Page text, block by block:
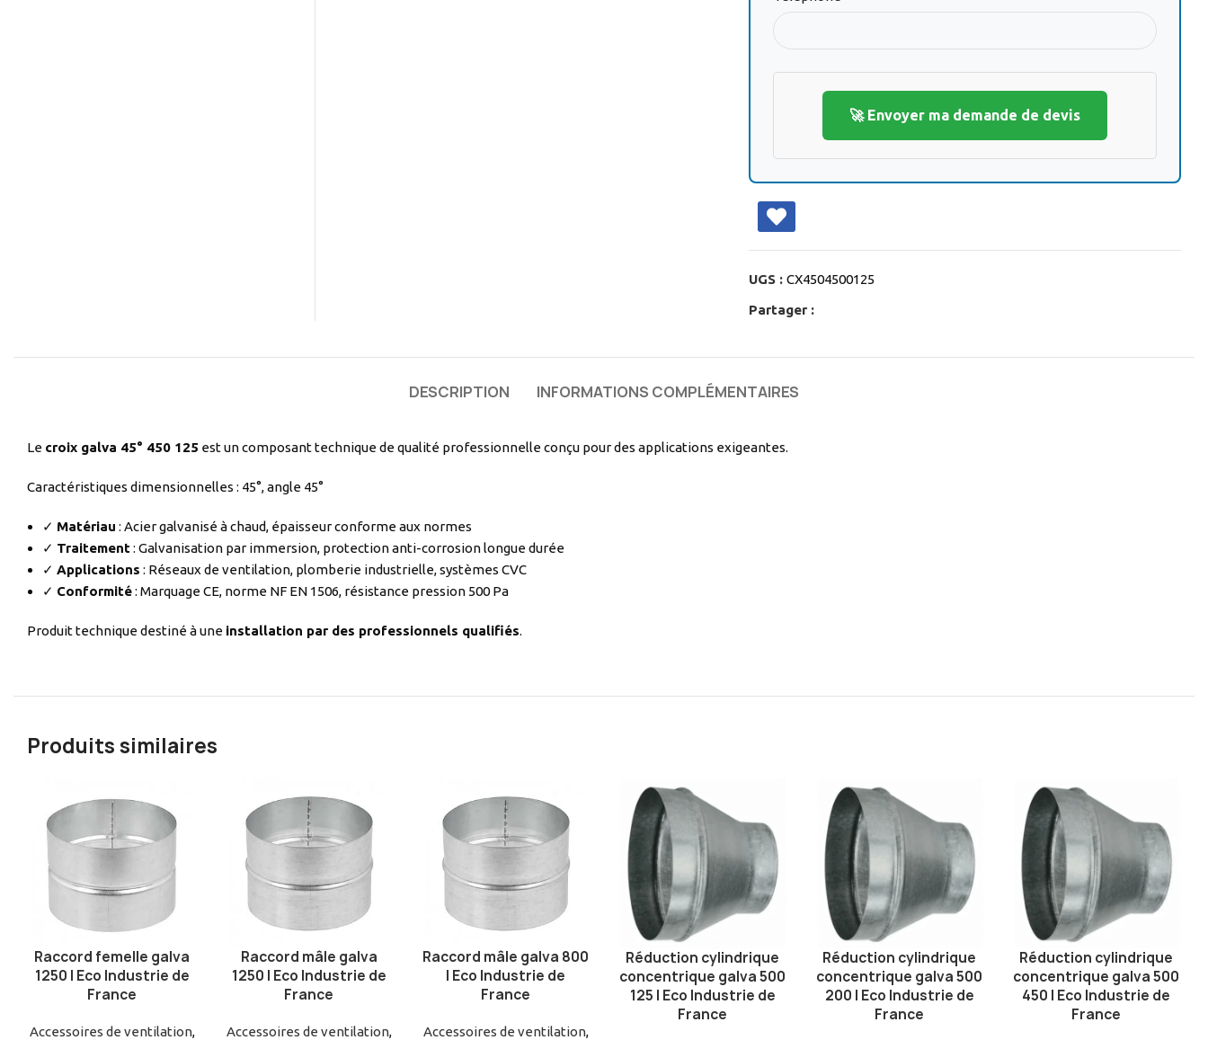
🚀 Envoyer ma demande de devis
UGS : CX4504500125
Partager :
DESCRIPTION INFORMATIONS COMPLÉMENTAIRES
Le croix galva 45° 450 125 est un composant technique de qualité professionnelle conçu pour des applications exigeantes.
Caractéristiques dimensionnelles : 45°, angle 45°
✓ Matériau : Acier galvanisé à chaud, épaisseur conforme aux normes
✓ Traitement: Galvanisation par immersion, protection anti-corrosion longue durée
✓ Applications : Réseaux de ventilation, plomberie industrielle, systèmes CVC
✓ Conformité: Marquage CE, norme NF EN 1506, résistance pression 500 Pa
Produit technique destiné à une installation par des professionnels qualifiés.
Produits similaires
AJOUTER AU PANIER
Raccord femelle galva
1250 | Eco Industrie de
France
Accessoires de ventilation,
AJOUTER AU PANIER
Raccord mâle galva
1250 | Eco Industrie de
France
Accessoires de ventilation,
AJOUTER AU PANIER
Raccord mâle galva 800
| Eco Industrie de
France
Accessoires de ventilation,
AJOUTER AU PANIER
Réduction cylindrique
concentrique galva 500
125 | Eco Industrie de
France
AJOUTER AU PANIER
Réduction cylindrique
concentrique galva 500
200 | Eco Industrie de
France
AJOUTER AU PANIER
Réduction cylindrique
concentrique galva 500
450 | Eco Industrie de
France